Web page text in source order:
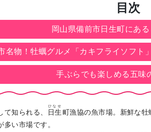
目次
岡山県備前市日生町にあ
名物！牡蠣グルメ「カキフライソフト
手ぶらでも楽しめる五味
て知られる、 日生
ひなせ
町漁協の魚市場。新鮮な
多い市場です。